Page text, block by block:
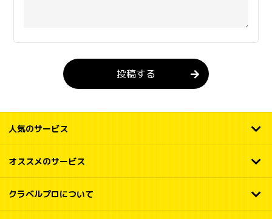
投稿する
人気のサービス
オススメのサービス
クラベルプロについて